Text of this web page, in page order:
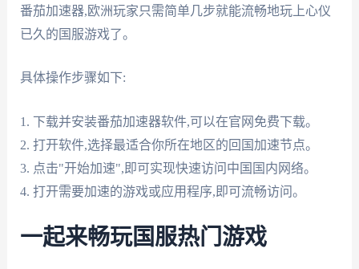
番茄加速器,欧洲玩家只需简单几步就能流畅地玩上心仪
已久的国服游戏了。
具体操作步骤如下:
1. 下载并安装番茄加速器软件,可以在官网免费下载。
2. 打开软件,选择最适合你所在地区的回国加速节点。
3. 点击"开始加速",即可实现快速访问中国国内网络。
4. 打开需要加速的游戏或应用程序,即可流畅访问。
一起来畅玩国服热门游戏